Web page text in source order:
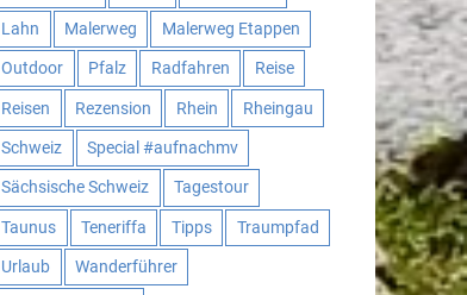
Lahn Malerweg Malerweg Etappen
Outdoor Pfalz Radfahren Reise
Reisen Rezension Rhein Rheingau
Schweiz Special #aufnachmv
Sächsische Schweiz Tagestour
Taunus Teneriffa Tipps Traumpfad
Urlaub Wanderführer